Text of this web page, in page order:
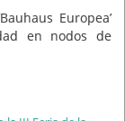
Europea’
en nodos de